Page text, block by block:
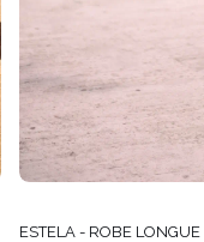
ESTELA - ROBE